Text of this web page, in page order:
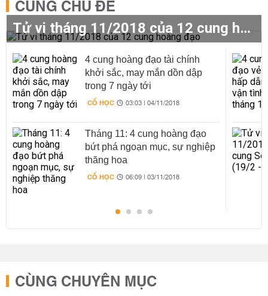
CÙNG CHỦ ĐỀ
Tử vi tháng 11/2018 của 12 cung hoàng đạo
4 cung hoàng đạo tài chính
khởi sắc, may mắn dồn dập
trong 7 ngày tới
CỔ HỌC 03:03 | 04/11/2018
Tháng 11: 4 cung hoàng đạo
bứt phá ngoạn mục, sự nghiệp
thăng hoa
CỔ HỌC 06:09 | 03/11/2018
CÙNG CHUYÊN MỤC